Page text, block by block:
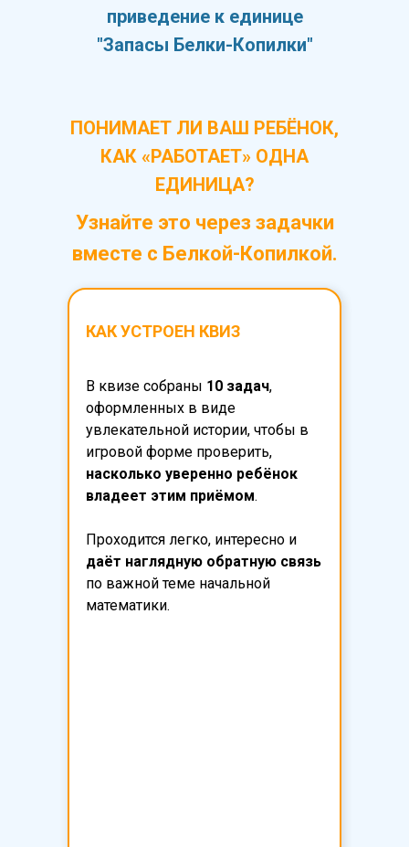
приведение к единице
"Запасы Белки-Копилки"
ПОНИМАЕТ ЛИ ВАШ РЕБЁНОК,
КАК «РАБОТАЕТ» ОДНА
ЕДИНИЦА?
Узнайте это через задачки
вместе с Белкой-Копилкой.
КАК УСТРОЕН КВИЗ
В квизе собраны 10 задач,
оформленных в виде
увлекательной истории, чтобы в
игровой форме проверить,
насколько уверенно ребёнок
владеет этим приёмом.
Проходится легко, интересно и
даёт наглядную обратную связь
по важной теме начальной
математики.